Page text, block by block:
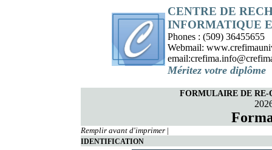
CENTRE DE
INFORMATIQUE
Phones : (509) 36455655
Webmail:
Méritez votre diplôme
FORMULAIRE DE RE-
Remplir avant d'imprimer|
IDENTIFICATION